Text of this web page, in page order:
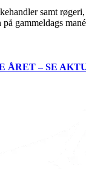
samt
gammeldags
ÅRET – SE